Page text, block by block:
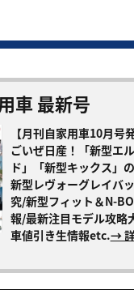
車 最新号
【月刊自家用車10月号
ごいぜ日産！「新型エ
ド」「新型キックス」
新型レヴォーグレイバ
究/新型フィット＆N-
報/最新注目モデル攻略
車値引き生情報etc.→